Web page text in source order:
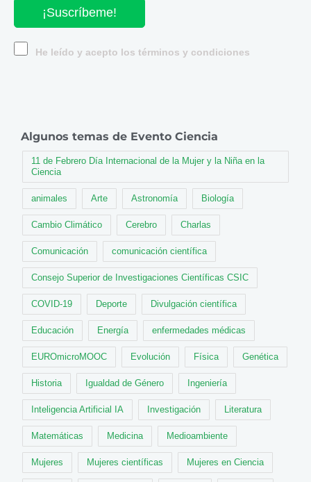
¡Suscríbeme!
He leído y acepto los términos y condiciones
Algunos temas de Evento Ciencia
11 de Febrero Día Internacional de la Mujer y la Niña en la
Ciencia
animales Arte Astronomía Biología
Cambio Climático Cerebro Charlas
Comunicación comunicación científica
Consejo Superior de Investigaciones Científicas CSIC
COVID-19 Deporte Divulgación científica
Educación Energía enfermedades médicas
EUROmicroMOOC Evolución Física Genética
Historia Igualdad de Género Ingeniería
Inteligencia Artificial IA Investigación Literatura
Matemáticas Medicina Medioambiente
Mujeres Mujeres científicas Mujeres en Ciencia